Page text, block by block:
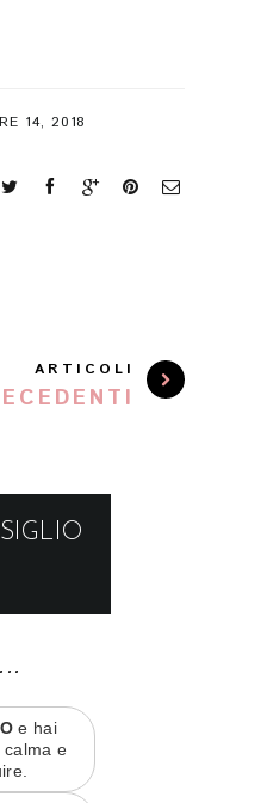
14, 2018
ARTICOLI
e hai
calma e